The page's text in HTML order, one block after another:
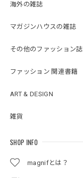
海外の雑誌
マガジンハウスの雑誌
その他のファッション誌
ファッション 関連書籍
ART & DESIGN
雑貨
SHOP INFO
magnifとは？